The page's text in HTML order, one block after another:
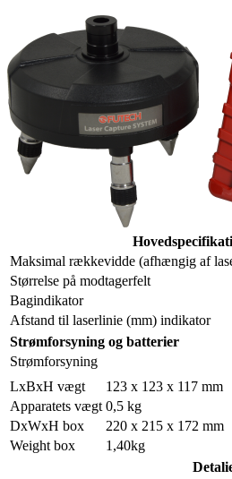
Maksimal rækkevidde (afhængig af
Størrelse på modtagerfelt
Bagindikator
Afstand til laserlinie (mm) indikator
Strømforsyning og batterier
Strømforsyning
LxBxH vægt
123 x 123 x 117 mm
Apparatets vægt 0,5 kg
DxWxH box
220 x 215 x 172 mm
Weight box
1,40kg